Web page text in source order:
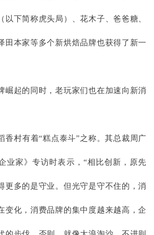
以下简称虎头局）、花木子、爸爸糖、
田本家等多个新烘焙品牌也获得了新一
崛起的同时，老玩家们也在加速向新消
香村有着“糕点泰斗”之称。其总裁周广
业家》专访时表示，“相比创新，原先
更多的是守业。但光守是守不住的，消
变化，消费品牌的集中度越来越高，企